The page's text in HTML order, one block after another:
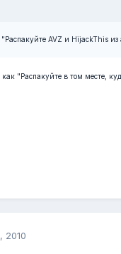
AVZ и HijackThis
"Распакуйте в том месте,
2010